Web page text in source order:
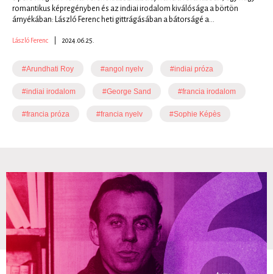
romantikus képregényben és az indiai irodalom kiválósága a börtön
árnyékában: László Ferenc heti gittrágásában a bátorságé a...
László Ferenc 2024.06.25.
#Arundhati Roy #angol nyelv #indiai próza
#indiai irodalom #George Sand #francia irodalom
#francia próza #francia nyelv #Sophie Képès